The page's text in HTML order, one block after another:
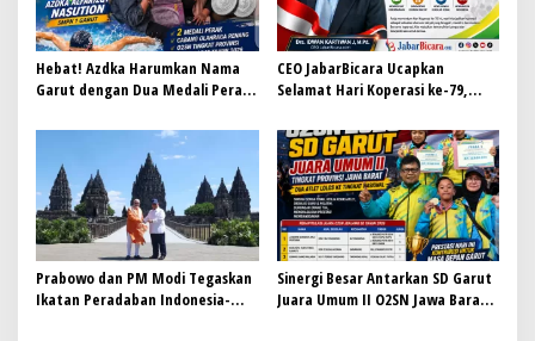
Hebat! Azdka Harumkan Nama
Garut dengan Dua Medali Perak
CEO JabarBicara Ucapkan
Selamat Hari Koperasi ke-79,
Kebangkitan Ekonomi Nasional
Prabowo dan PM Modi Tegaskan
Ikatan Peradaban Indonesia-
Sinergi Besar Antarkan SD Garut
Juara Umum II O2SN Jawa Barat